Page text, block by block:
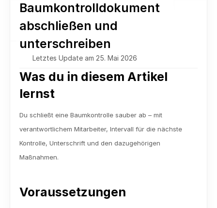
Baumkontrolldokument
abschließen und
unterschreiben
Letztes Update am 25. Mai 2026
Was du in diesem Artikel
lernst
Du schließt eine Baumkontrolle sauber ab – mit
verantwortlichem Mitarbeiter, Intervall für die nächste
Kontrolle, Unterschrift und den dazugehörigen
Maßnahmen.
Voraussetzungen